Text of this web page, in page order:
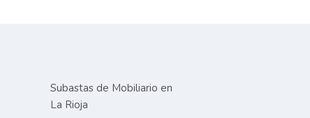
Subastas de Mobiliario en
La Rioja